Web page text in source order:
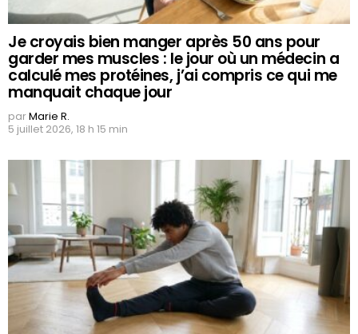
Je croyais bien manger après 50 ans pour
garder mes muscles : le jour où un médecin a
calculé mes protéines, j’ai compris ce qui me
manquait chaque jour
parMarie R.
5 juillet 2026, 18 h 15 min